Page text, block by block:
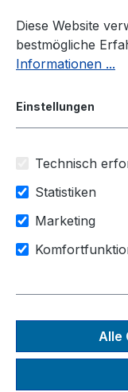
Zum Hauptinhalt
Industrie-PC
POC-400VTC
Transport &
Lüfterloser
Diese Website
bestmögliche
Informationen ...
Einstellungen
Technisch
Statistiken
Marketing
Alle